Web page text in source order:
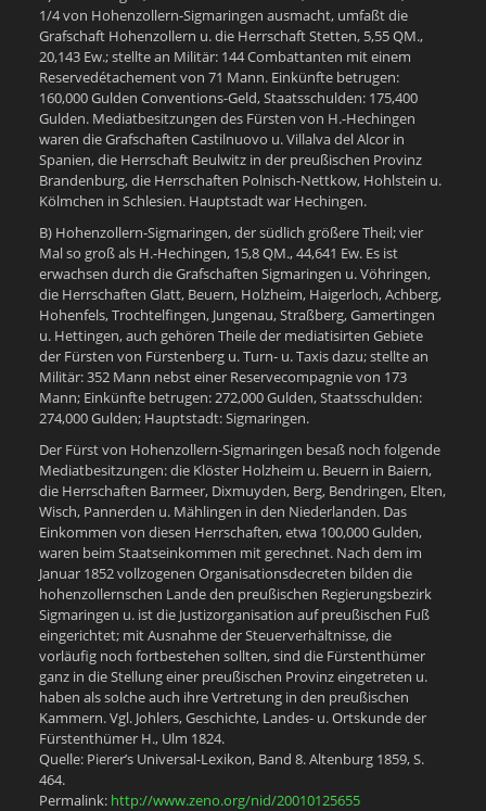
1/4 von Hohenzollern-Sigmaringen ausmacht, umfaßt die
Grafschaft Hohenzollern u. die Herrschaft Stetten, 5,55 QM.,
20,143 Ew.; stellte an Militär: 144 Combattanten mit einem
Reservedétachement von 71 Mann. Einkünfte betrugen:
160,000 Gulden Conventions-Geld, Staatsschulden: 175,400
Gulden. Mediatbesitzungen des Fürsten von H.-Hechingen
waren die Grafschaften Castilnuovo u. Villalva del Alcor in
Spanien, die Herrschaft Beulwitz in der preußischen Provinz
Brandenburg, die Herrschaften Polnisch-Nettkow, Hohlstein u.
Kölmchen in Schlesien. Hauptstadt war Hechingen.
B) Hohenzollern-Sigmaringen, der südlich größere Theil; vier
Mal so groß als H.-Hechingen, 15,8 QM., 44,641 Ew. Es ist
erwachsen durch die Grafschaften Sigmaringen u. Vöhringen,
die Herrschaften Glatt, Beuern, Holzheim, Haigerloch, Achberg,
Hohenfels, Trochtelfingen, Jungenau, Straßberg, Gamertingen
u. Hettingen, auch gehören Theile der mediatisirten Gebiete
der Fürsten von Fürstenberg u. Turn- u. Taxis dazu; stellte an
Militär: 352 Mann nebst einer Reservecompagnie von 173
Mann; Einkünfte betrugen: 272,000 Gulden, Staatsschulden:
274,000 Gulden; Hauptstadt: Sigmaringen.
Der Fürst von Hohenzollern-Sigmaringen besaß noch folgende
Mediatbesitzungen: die Klöster Holzheim u. Beuern in Baiern,
die Herrschaften Barmeer, Dixmuyden, Berg, Bendringen, Elten,
Wisch, Pannerden u. Mählingen in den Niederlanden. Das
Einkommen von diesen Herrschaften, etwa 100,000 Gulden,
waren beim Staatseinkommen mit gerechnet. Nach dem im
Januar 1852 vollzogenen Organisationsdecreten bilden die
hohenzollernschen Lande den preußischen Regierungsbezirk
Sigmaringen u. ist die Justizorganisation auf preußischen Fuß
eingerichtet; mit Ausnahme der Steuerverhältnisse, die
vorläufig noch fortbestehen sollten, sind die Fürstenthümer
ganz in die Stellung einer preußischen Provinz eingetreten u.
haben als solche auch ihre Vertretung in den preußischen
Kammern. Vgl. Johlers, Geschichte, Landes- u. Ortskunde der
Fürstenthümer H., Ulm 1824.
Quelle: Pierer’s Universal-Lexikon, Band 8. Altenburg 1859, S.
464.
Permalink: http://www.zeno.org/nid/20010125655